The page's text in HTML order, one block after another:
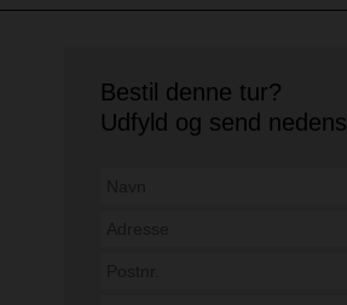
Bestil denne tur?
Udfyld og send